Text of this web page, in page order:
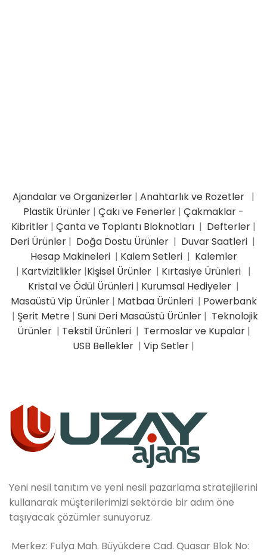
Ajandalar ve Organizerler | Anahtarlık ve Rozetler |
Plastik Ürünler | Çakı ve Fenerler | Çakmaklar -
Kibritler | Çanta ve Toplantı Bloknotları | Defterler |
Deri Ürünler| Doğa Dostu Ürünler | Duvar Saatleri |
Hesap Makineleri| Kalem Setleri| Kalemler
| Kartvizitlikler |Kişisel Ürünler | Kırtasiye Ürünleri |
Kristal ve Ödül Ürünleri | Kurumsal Hediyeler |
Masaüstü Vip Ürünler| Matbaa Ürünleri| Powerbank
| Şerit Metre| Suni Deri Masaüstü Ürünler| Teknolojik
Ürünler | Tekstil Ürünleri | Termoslar ve Kupalar|
USB Bellekler | Vip Setler |
Yeni nesil tanıtım ve yeni nesil pazarlama stratejilerini
kullanarak müşterilerimizi sektörde bir adım öne
taşıyacak çözümler sunuyoruz.
Merkez: Fulya Mah. Büyükdere Cad. Quasar Blok No: